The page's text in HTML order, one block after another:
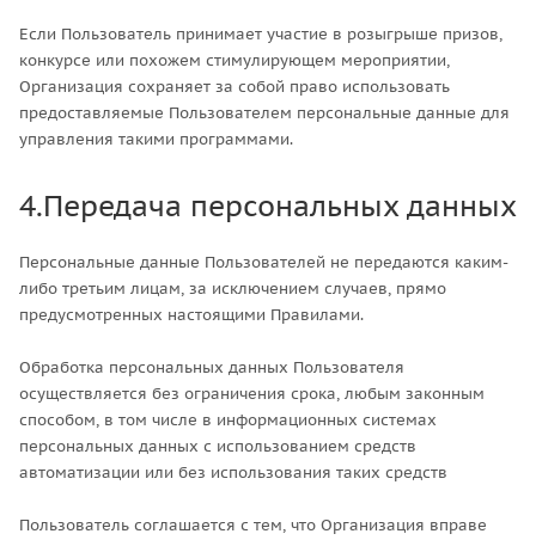
Если Пользователь принимает участие в розыгрыше призов,
конкурсе или похожем стимулирующем мероприятии,
Организация сохраняет за собой право использовать
предоставляемые Пользователем персональные данные для
управления такими программами.
4.Передача персональных данных
Персональные данные Пользователей не передаются каким-
либо третьим лицам, за исключением случаев, прямо
предусмотренных настоящими Правилами.
Обработка персональных данных Пользователя
осуществляется без ограничения срока, любым законным
способом, в том числе в информационных системах
персональных данных с использованием средств
автоматизации или без использования таких средств
Пользователь соглашается с тем, что Организация вправе